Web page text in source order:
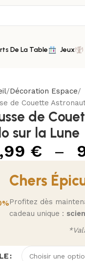
De La Table Jeux
Décoration Espace
de Couette
de
sur la Lune
€ –
Chers
Profitez dès
cadeau unique :